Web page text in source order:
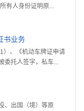
有人身份证明原...
书业务
）、《机动车牌证申请
委托人签字，私车...
、出国（境）等原